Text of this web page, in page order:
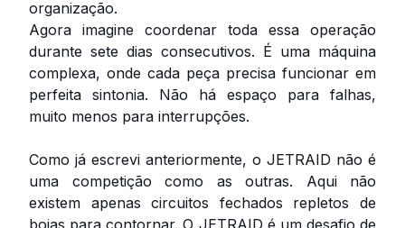
organização.
Agora imagine coordenar toda essa operação
durante sete dias consecutivos. É uma máquina
complexa, onde cada peça precisa funcionar em
perfeita sintonia. Não há espaço para falhas,
muito menos para interrupções.
Como já escrevi anteriormente, o JETRAID não é
uma competição como as outras. Aqui não
existem apenas circuitos fechados repletos de
boias para contornar. O JETRAID é um desafio de